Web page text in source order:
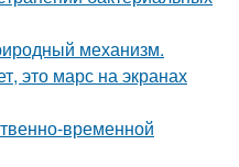
механизм.
это марс на экранах
временной